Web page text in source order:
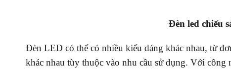
Đèn led chiếu
Đèn LED có thể có nhiều kiểu dáng khác nhau, từ
khác nhau tùy thuộc vào nhu cầu sử dụng. Với công